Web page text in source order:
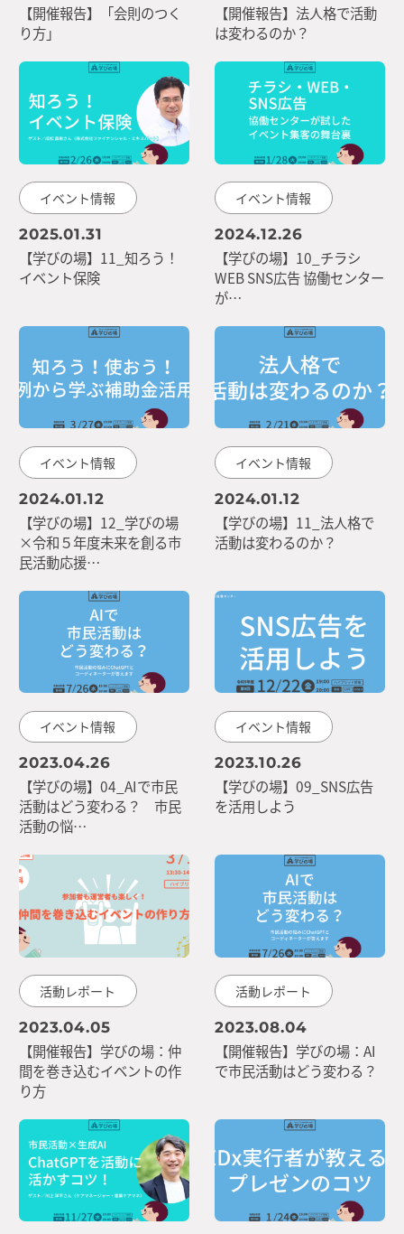
【開催報告】「会則のつく
り方」
【開催報告】法人格で活動
は変わるのか？
イベント情報
2025.01.31
【学びの場】11_知ろう！
イベント保険
イベント情報
2024.12.26
【学びの場】10_チラシ
WEB SNS広告 協働センター
が…
イベント情報
2024.01.12
【学びの場】12_学びの場
×令和５年度未来を創る市
民活動応援…
イベント情報
2024.01.12
【学びの場】11_法人格で
活動は変わるのか？
イベント情報
2023.04.26
【学びの場】04_AIで市民
活動はどう変わる？ 市民
活動の悩…
イベント情報
2023.10.26
【学びの場】09_SNS広告
を活用しよう
活動レポート
2023.04.05
【開催報告】学びの場：仲
間を巻き込むイベントの作
り方
活動レポート
2023.08.04
【開催報告】学びの場：AI
で市民活動はどう変わる？